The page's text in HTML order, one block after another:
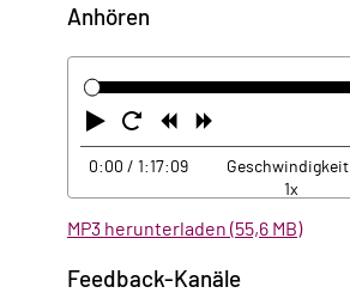
Anhören
Abspielen
Neustart
Zurück
0:00 / 1:17:09
1x
MP3 herunterladen (55,6 MB)
Feedback-Kanäle